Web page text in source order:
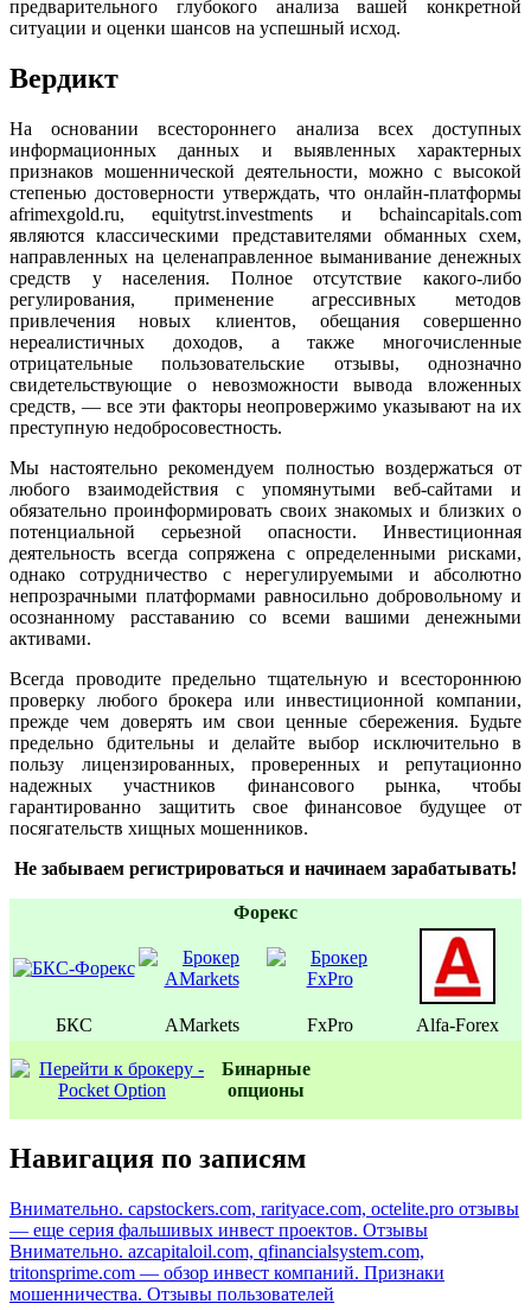
предварительного глубокого анализа вашей конкретной
ситуации и оценки шансов на успешный исход.
Вердикт
На основании всестороннего анализа всех доступных
информационных данных и выявленных характерных
признаков мошеннической деятельности, можно с высокой
степенью достоверности утверждать, что онлайн-платформы
afrimexgold.ru, equitytrst.investments и bchaincapitals.com
являются классическими представителями обманных схем,
направленных на целенаправленное выманивание денежных
средств у населения. Полное отсутствие какого-либо
регулирования, применение агрессивных методов
привлечения новых клиентов, обещания совершенно
нереалистичных доходов, а также многочисленные
отрицательные пользовательские отзывы, однозначно
свидетельствующие о невозможности вывода вложенных
средств, — все эти факторы неопровержимо указывают на их
преступную недобросовестность.
Мы настоятельно рекомендуем полностью воздержаться от
любого взаимодействия с упомянутыми веб-сайтами и
обязательно проинформировать своих знакомых и близких о
потенциальной серьезной опасности. Инвестиционная
деятельность всегда сопряжена с определенными рисками,
однако сотрудничество с нерегулируемыми и абсолютно
непрозрачными платформами равносильно добровольному и
осознанному расставанию со всеми вашими денежными
активами.
Всегда проводите предельно тщательную и всестороннюю
проверку любого брокера или инвестиционной компании,
прежде чем доверять им свои ценные сбережения. Будьте
предельно бдительны и делайте выбор исключительно в
пользу лицензированных, проверенных и репутационно
надежных участников финансового рынка, чтобы
гарантированно защитить свое финансовое будущее от
посягательств хищных мошенников.
Не забываем регистрироваться и начинаем зарабатывать!
Форекс
БКС AMarkets FxPro Alfa-Forex
Бинаpные
oпционы
Навигация по записям
Внимательно. capstockers.com, rarityace.com, octelite.pro отзывы
— еще серия фальшивых инвест проектов. Отзывы
Внимательно. azcapitaloil.com, qfinancialsystem.com,
tritonsprime.com — обзор инвест компаний. Признаки
мошенничества. Отзывы пользователей